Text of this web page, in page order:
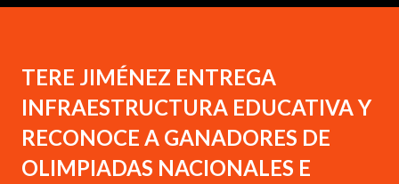
TERE JIMÉNEZ ENTREGA
INFRAESTRUCTURA EDUCATIVA Y
RECONOCE A GANADORES DE
OLIMPIADAS NACIONALES E